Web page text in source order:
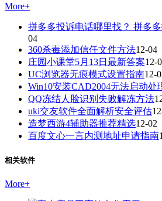
More+
拼多多投诉电话哪里找？ 拼多
04
360杀毒添加信任文件方法12-04
庄园小课堂5月13日最新答案12-
UC浏览器无痕模式设置指南12-
Win10安装CAD2004无法启动处
QQ冻结人脸识别失败解冻方法
uki交友软件全面解析安全评估
造梦西游4辅助器推荐精选12-02
百度文心一言内测地址申请指南
相关软件
More+